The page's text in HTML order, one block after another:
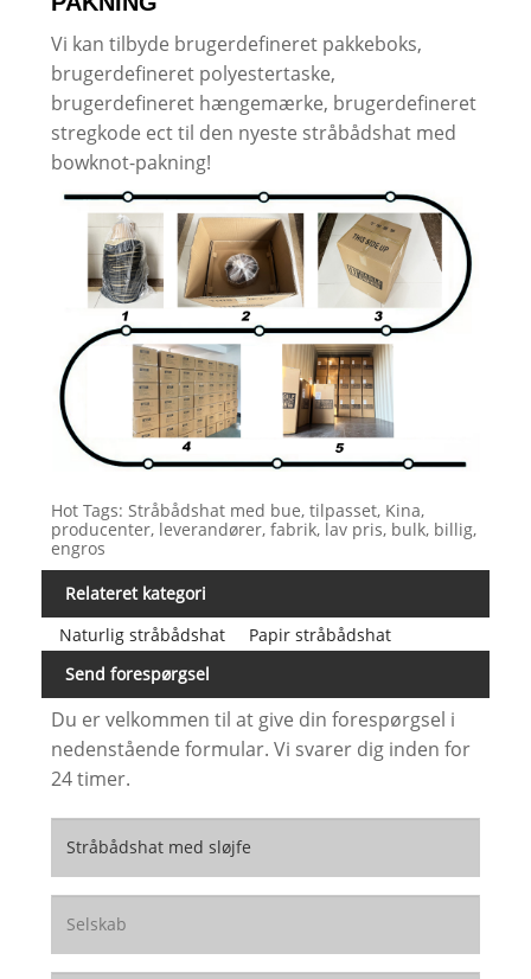
Vi kan tilbyde brugerdefineret pakkeboks,
brugerdefineret polyestertaske,
brugerdefineret hængemærke, brugerdefineret
stregkode ect til den nyeste stråbådshat med
bowknot-pakning!
Hot Tags: Stråbådshat med bue, tilpasset, Kina,
producenter, leverandører, fabrik, lav pris, bulk, billig,
engros
Relateret kategori
Naturlig stråbådshat
Papir stråbådshat
Send forespørgsel
Du er velkommen til at give din forespørgsel i
nedenstående formular. Vi svarer dig inden for
24 timer.